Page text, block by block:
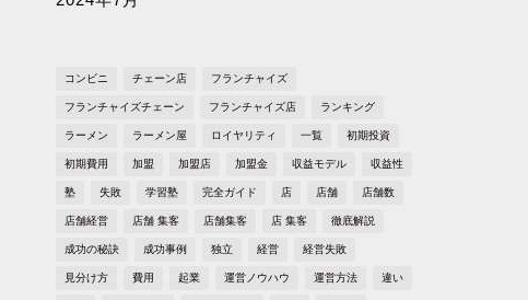
コンビニ チェーン店 フランチャイズ
フランチャイズチェーン フランチャイズ店 ランキング
ラーメン ラーメン屋 ロイヤリティ 一覧 初期投資
初期費用 加盟 加盟店 加盟金 収益モデル 収益性
塾 失敗 学習塾 完全ガイド 店 店舗 店舗数
店舗経営 店舗 集客 店舗集客 店 集客 徹底解説
成功の秘訣 成功事例 独立 経営 経営失敗
見分け方 費用 起業 運営ノウハウ 運営方法 違い